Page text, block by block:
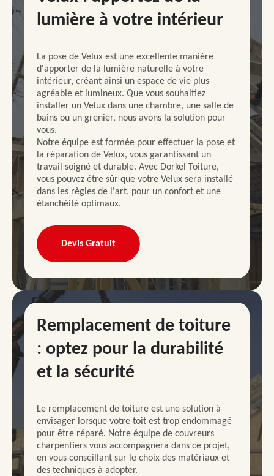
lumière à votre intérieur
La pose de Velux est une excellente manière
d'apporter de la lumière naturelle à votre
intérieur, créant ainsi un espace de vie plus
agréable et lumineux. Que vous souhaitiez
installer un Velux dans une chambre, une salle de
bains ou un grenier, nous avons la solution pour
vous.
Notre équipe est formée pour effectuer la pose et
la réparation de Velux, vous garantissant un
travail soigné et durable. Avec Dorkel Toiture,
vous pouvez être sûr que votre Velux sera installé
dans les règles de l'art, pour un confort et une
étanchéité optimaux.
Devis Gratuit
Remplacement de toiture
: optez pour la durabilité
et la sécurité
Le remplacement de toiture est une solution à
envisager lorsque votre toit est trop endommagé
pour être réparé. Notre équipe de couvreurs
charpentiers vous accompagnera dans ce projet,
en vous conseillant sur le choix des matériaux et
des techniques à adopter.